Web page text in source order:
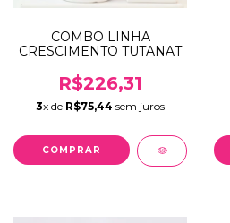
COMBO LINHA
CRESCIMENTO TUTANAT
R$226,31
3x de R$75,44 sem juros